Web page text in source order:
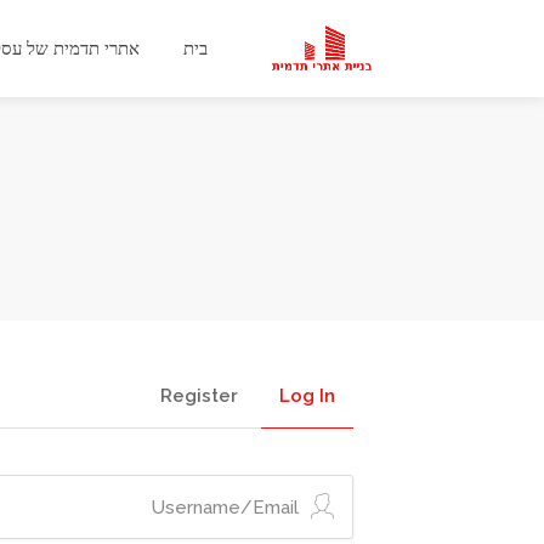
בית אתרי תדמית של
Log In
Register